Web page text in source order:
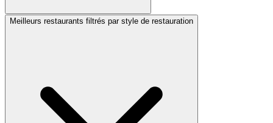
Meilleurs restaurants filtrés par style de restauration